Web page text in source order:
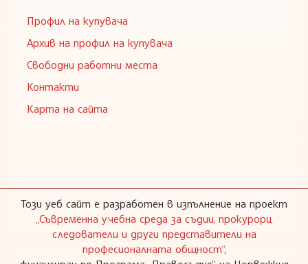
Профил на купувача
Архив на профил на купувача
Свободни работни места
Контакти
Карта на сайта
Този уеб сайт е разработен в изпълнение на проект
„Съвременна учебна среда за съдии, прокурори,
следователи и други представители на
професионалната общност“,